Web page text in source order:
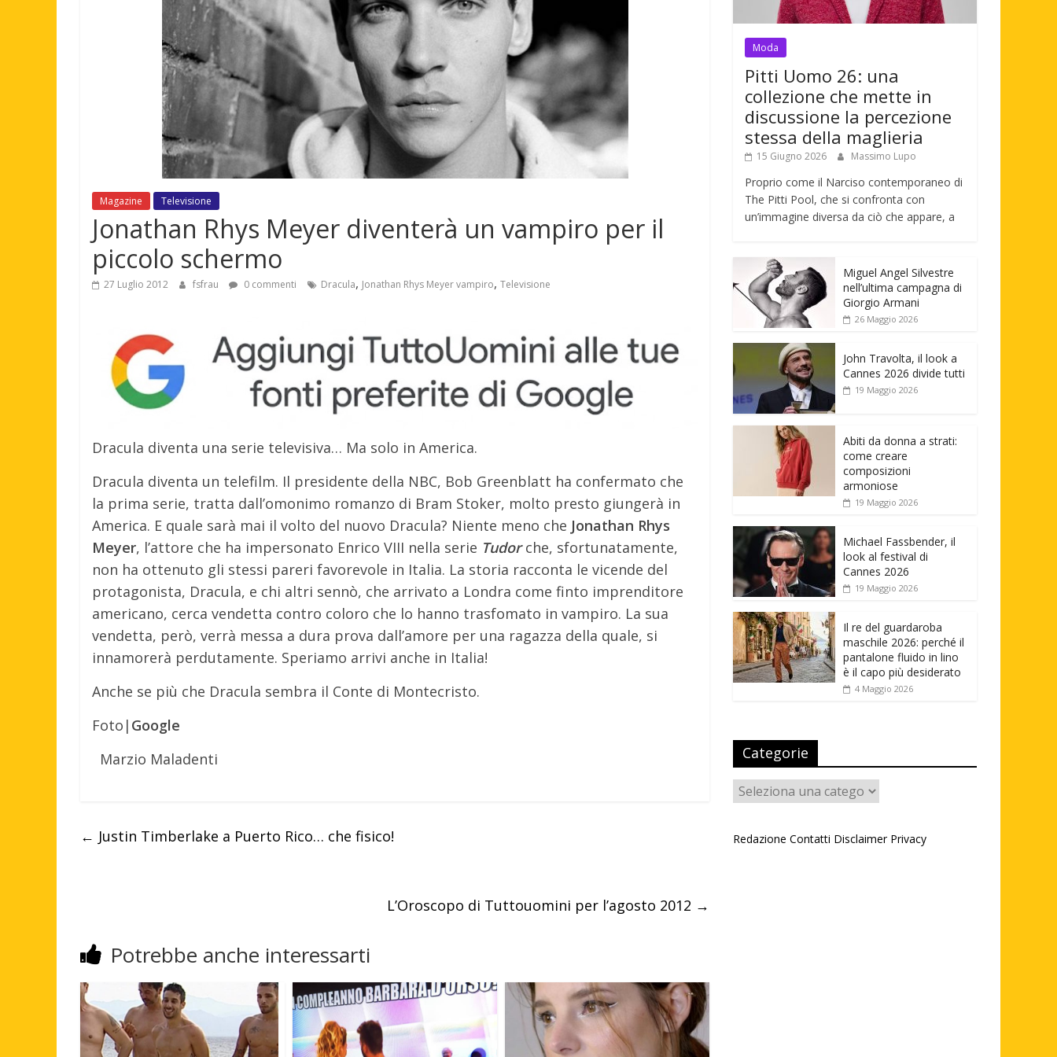
Magazine Televisione
Jonathan Rhys Meyer diventerà un vampiro per il
piccolo schermo
27 Luglio 2012 fsfrau 0 commenti Dracula, Jonathan Rhys Meyer vampiro, Televisione
Dracula diventa una serie televisiva… Ma solo in America.
Dracula diventa un telefilm. Il presidente della NBC, Bob Greenblatt ha confermato che
la prima serie, tratta dall’omonimo romanzo di Bram Stoker, molto presto giungerà in
America. E quale sarà mai il volto del nuovo Dracula? Niente meno che Jonathan Rhys
Meyer, l’attore che ha impersonato Enrico VIII nella serie Tudor che, sfortunatamente,
non ha ottenuto gli stessi pareri favorevole in Italia. La storia racconta le vicende del
protagonista, Dracula, e chi altri sennò, che arrivato a Londra come finto imprenditore
americano, cerca vendetta contro coloro che lo hanno trasfomato in vampiro. La sua
vendetta, però, verrà messa a dura prova dall’amore per una ragazza della quale, si
innamorerà perdutamente. Speriamo arrivi anche in Italia!
Anche se più che Dracula sembra il Conte di Montecristo.
Foto| Google
Marzio Maladenti
← Justin Timberlake a Puerto Rico… che fisico!
L’Oroscopo di Tuttouomini per l’agosto 2012 →
Potrebbe anche interessarti
Moda
Pitti Uomo 26: una
collezione che mette in
discussione la percezione
stessa della maglieria
15 Giugno 2026 Massimo Lupo
Proprio come il Narciso contemporaneo di
The Pitti Pool, che si confronta con
un’immagine diversa da ciò che appare, a
Miguel Angel Silvestre
nell’ultima campagna di
Giorgio Armani
26 Maggio 2026
John Travolta, il look a
Cannes 2026 divide tutti
19 Maggio 2026
Abiti da donna a strati:
come creare
composizioni
armoniose
19 Maggio 2026
Michael Fassbender, il
look al festival di
Cannes 2026
19 Maggio 2026
Il re del guardaroba
maschile 2026: perché il
pantalone fluido in lino
è il capo più desiderato
4 Maggio 2026
Categorie
Categorie
Redazione Contatti Disclaimer Privacy